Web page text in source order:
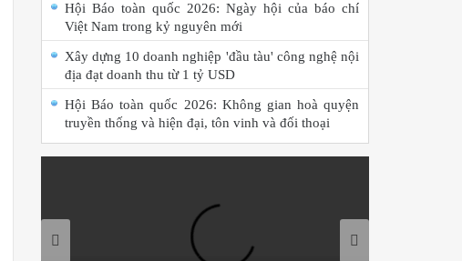
Hội Báo toàn quốc 2026: Ngày hội của báo chí
Việt Nam trong kỷ nguyên mới
Xây dựng 10 doanh nghiệp 'đầu tàu' công nghệ nội
địa đạt doanh thu từ 1 tỷ USD
Hội Báo toàn quốc 2026: Không gian hoà quyện
truyền thống và hiện đại, tôn vinh và đối thoại